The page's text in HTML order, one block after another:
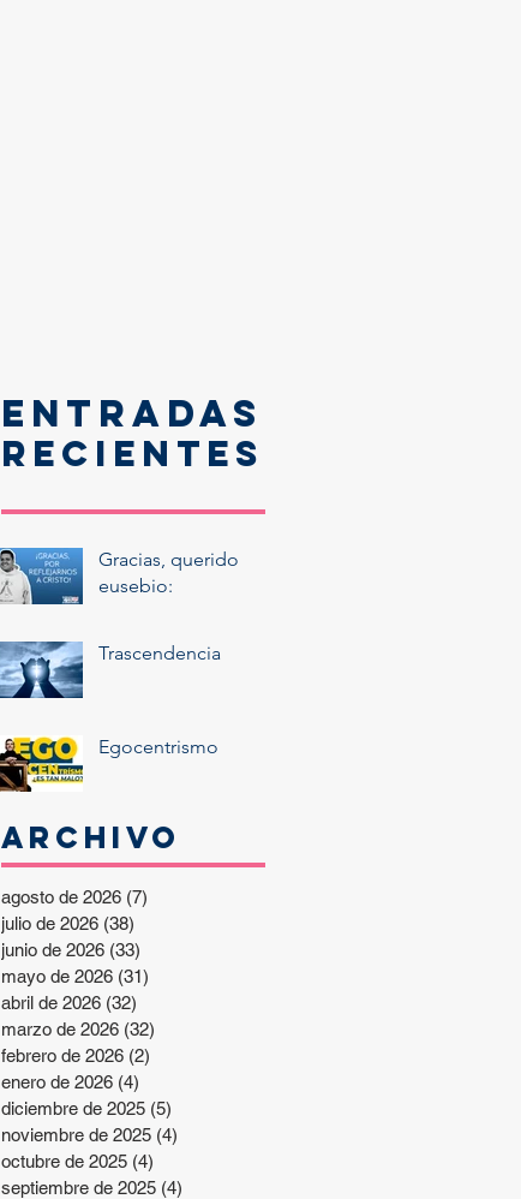
Entradas
recientes
Gracias, querido
eusebio:
Trascendencia
Egocentrismo
Archivo
agosto de 2026 (7)
julio de 2026 (38)
junio de 2026 (33)
mayo de 2026 (31)
abril de 2026 (32)
marzo de 2026 (32)
febrero de 2026 (2)
enero de 2026 (4)
diciembre de 2025 (5)
noviembre de 2025 (4)
octubre de 2025 (4)
septiembre de 2025 (4)